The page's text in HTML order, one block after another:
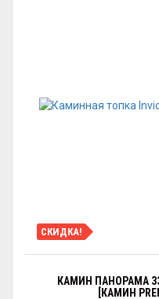
СКИДКА!
КАМИН ПАНОРАМА
[КАМИН